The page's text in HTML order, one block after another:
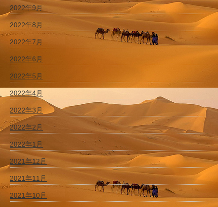
2022年9月
2022年8月
2022年7月
2022年6月
2022年5月
2022年4月
2022年3月
2022年2月
2022年1月
2021年12月
2021年11月
2021年10月